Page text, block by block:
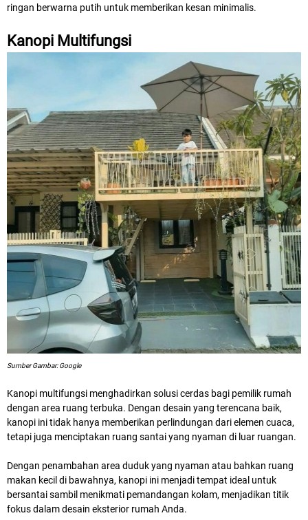
ringan berwarna putih untuk memberikan kesan minimalis.
Kanopi Multifungsi
Sumber Gambar: Google
Kanopi multifungsi menghadirkan solusi cerdas bagi pemilik rumah
dengan area ruang terbuka. Dengan desain yang terencana baik,
kanopi ini tidak hanya memberikan perlindungan dari elemen cuaca,
tetapi juga menciptakan ruang santai yang nyaman di luar ruangan.
Dengan penambahan area duduk yang nyaman atau bahkan ruang
makan kecil di bawahnya, kanopi ini menjadi tempat ideal untuk
bersantai sambil menikmati pemandangan kolam, menjadikan titik
fokus dalam desain eksterior rumah Anda.